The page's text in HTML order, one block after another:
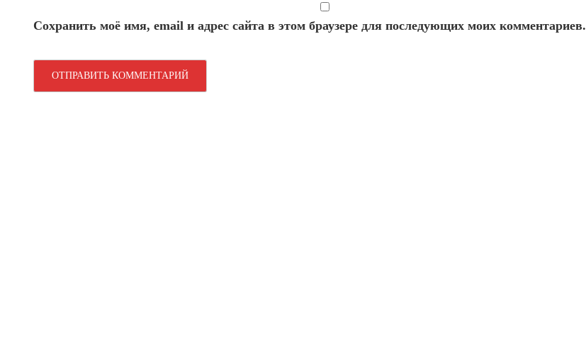
Сохранить моё имя, email и адрес сайта в этом браузере для последующих моих комментариев.